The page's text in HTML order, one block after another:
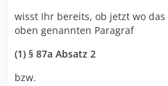
wisst Ihr bereits, ob jetzt wo
oben genannten Paragraf
(1) § 87a Absatz 2
bzw.